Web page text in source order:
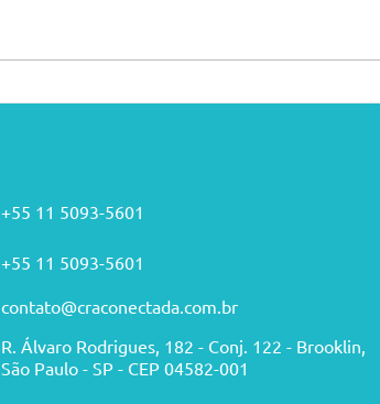
+55 11 5093-5601
+55 11 5093-5601
contato@craconectada.com.br
R. Álvaro Rodrigues, 182 - Conj. 122 - Brooklin,
São Paulo - SP - CEP 04582-001